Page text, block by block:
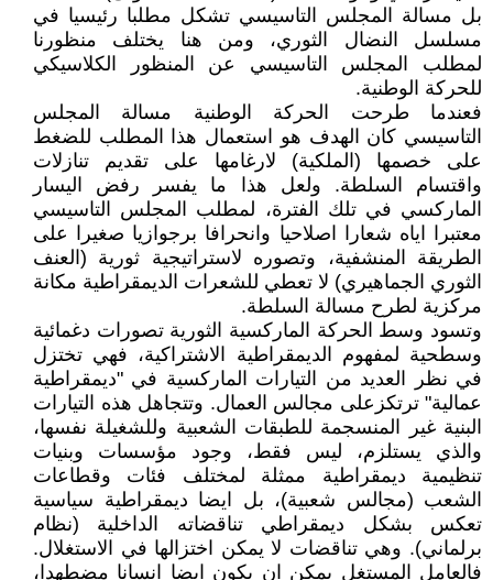
بل مسالة المجلس التاسيسي تشكل مطلبا رئيسيا في
مسلسل النضال الثوري، ومن هنا يختلف منظورنا
لمطلب المجلس التاسيسي عن المنظور الكلاسيكي
للحركة الوطنية.
فعندما طرحت الحركة الوطنية مسالة المجلس
التاسيسي كان الهدف هو استعمال هذا المطلب للضغط
على خصمها (الملكية) لارغامها على تقديم تنازلات
واقتسام السلطة. ولعل هذا ما يفسر رفض اليسار
الماركسي في تلك الفترة، لمطلب المجلس التاسيسي
معتبرا اياه شعارا اصلاحيا وانحرافا برجوازيا صغيرا على
الطريقة المنشفية، وتصوره لاستراتيجية ثورية (العنف
الثوري الجماهيري) لا تعطي للشعرات الديمقراطية مكانة
مركزية لطرح مسالة السلطة.
وتسود وسط الحركة الماركسية الثورية تصورات دغمائية
وسطحية لمفهوم الديمقراطية الاشتراكية، فهي تختزل
في نظر العديد من التيارات الماركسية في "ديمقراطية
عمالية" ترتكزعلى مجالس العمال. وتتجاهل هذه التيارات
البنية غير المنسجمة للطبقات الشعبية وللشغيلة نفسها،
والذي يستلزم، ليس فقط، وجود مؤسسات وبنيات
تنظيمية ديمقراطية ممثلة لمختلف فئات وقطاعات
الشعب (مجالس شعبية)، بل ايضا ديمقراطية سياسية
تعكس بشكل ديمقراطي تناقضاته الداخلية (نظام
برلماني). وهي تناقضات لا يمكن اختزالها في الاستغلال.
فالعامل المستغل يمكن ان يكون ايضا انسانا مضطهدا،